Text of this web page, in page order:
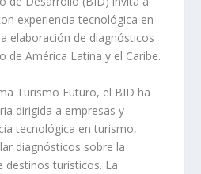
experiencia tecnológica en
elaboración de diagnósticos
de América Latina y el Caribe.
Turismo Futuro, el BID ha
dirigida a empresas y
tecnológica en turismo,
diagnósticos sobre la
destinos turísticos. La